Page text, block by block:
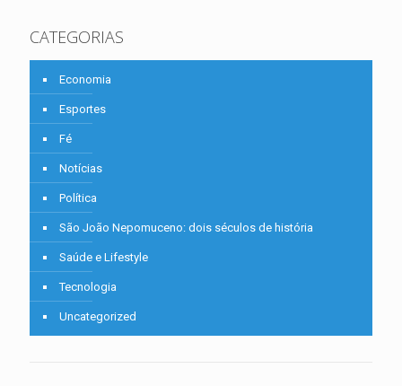
CATEGORIAS
Economia
Esportes
Fé
Notícias
Política
São João Nepomuceno: dois séculos de história
Saúde e Lifestyle
Tecnologia
Uncategorized